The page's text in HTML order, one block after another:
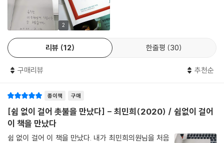
요” 하여간 제2부속실 몰래카메라 폭로로 박근혜 청와대 제2부속실이 폐
지됐으니 성과는 있었다고 봐야죠. 본회의장에서 대정부질문을 하면서 제
가 총리에게 물었어요. “왜 제2부속실에 몰카가 있느냐, 지금 대통령은 안
전한 거냐?” 그 장면을 보며 소름 돋았다는 분들이 계셨어요.
【2장 노무현을 만나 ‘어공’이 되고 정치의 길을 가다 : 234쪽】
언론 보도, 특히 수구·보수 언론의 편파 왜곡이라든가 이중 잣대, 정파적
흔들기 같은 문제는 시민들도 어느 정도 알고 있었다고 생각합니다. 시민
들의 분노를 이것만으로 설명하기가 어려워 보여요. 앞서 잠깐 언급하셨는
2
리뷰 12 한줄평 30
구매리뷰 추천순
종이책 구매
[쉼 없이 걸어 촛불을 만났다] - 최민희(2020) / 쉼없이 걸어
이 책을 만났다
쉼 없이 걸어 이 책을 만났다. 내가 최민희의원님을 처음